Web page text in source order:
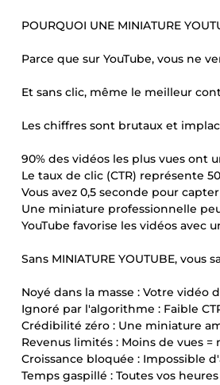
POURQUOI UNE MINIATURE
Parce que sur YouTube, vous ne
Et sans clic, même le meilleur
Les chiffres sont brutaux et
90% des vidéos les plus vues ont
Le taux de clic (CTR) représente
Vous avez 0,5 seconde pour
Une miniature professionnelle
YouTube favorise les vidéos avec
Sans MINIATURE YOUTUBE,
Noyé dans la masse : Votre
Ignoré par l'algorithme : Faible
Crédibilité zéro : Une miniature
Revenus limités : Moins de vues
Croissance bloquée : Impossible
Temps gaspillé : Toutes vos